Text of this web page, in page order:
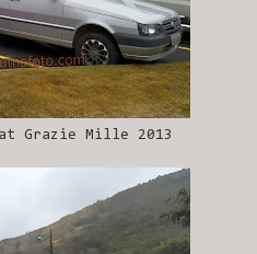
Grazie Mille 2013